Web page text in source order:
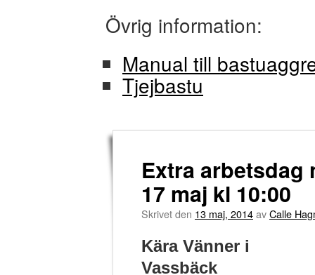
Övrig information:
Manual till
Tjejbastu
Extra arbetsdag
17 maj kl 10:00
Skrivet den 13 maj, 2014avCalle
Kära Vänner i
Vassbäck